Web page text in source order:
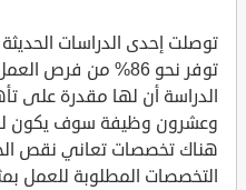
الدراسة أن لها مقدرة على
وعشرون وظيفة سوف يكون
هناك تخصصات تعاني نقص
التخصصات المطلوبة للعمل